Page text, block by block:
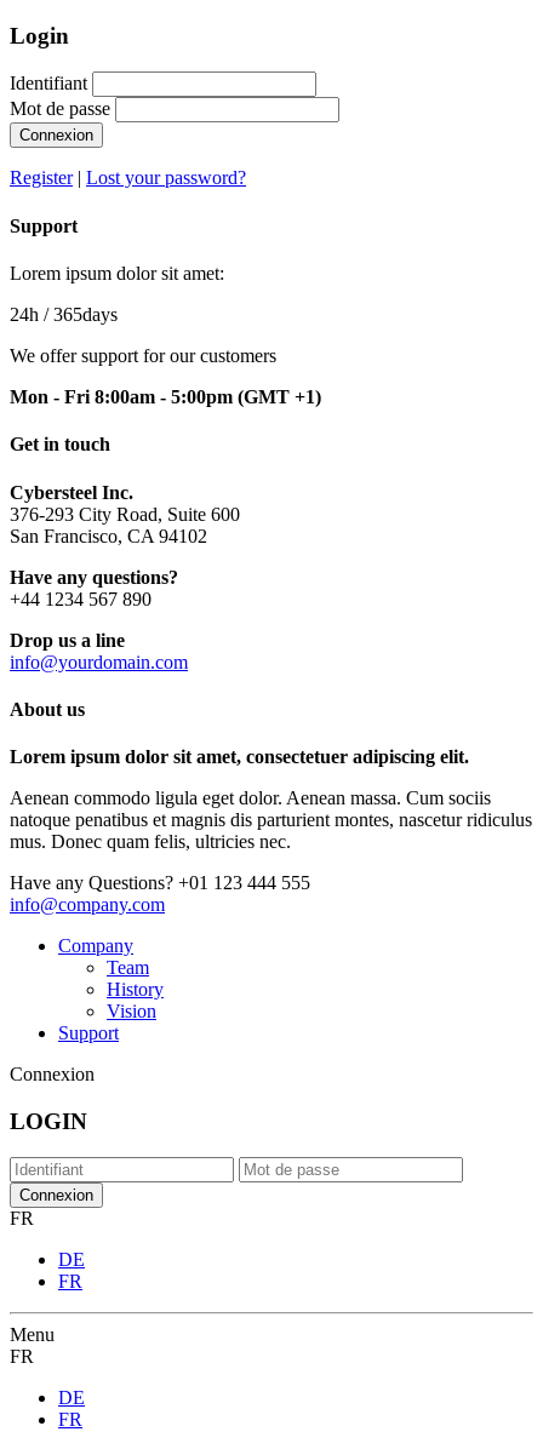
Login
Identifiant
Mot de passe
Connexion
Register| Lost your password?
Support
Lorem ipsum dolor sit amet:
24h / 365days
We offer support for our customers
Mon - Fri 8:00am - 5:00pm (GMT +1)
Get in touch
Cybersteel Inc.
376-293 City Road, Suite 600
San Francisco, CA 94102
Have any questions?
+44 1234 567 890
Drop us a line
info@yourdomain.com
About us
Lorem ipsum dolor sit amet, consectetuer adipiscing elit.
Aenean commodo ligula eget dolor. Aenean massa. Cum sociis
natoque penatibus et magnis dis parturient montes, nascetur ridiculus
mus. Donec quam felis, ultricies nec.
Have any Questions? +01 123 444 555
info@company.com
Company
Team
History
Vision
Support
Connexion
LOGIN
FR
DE
FR
Menu
FR
DE
FR